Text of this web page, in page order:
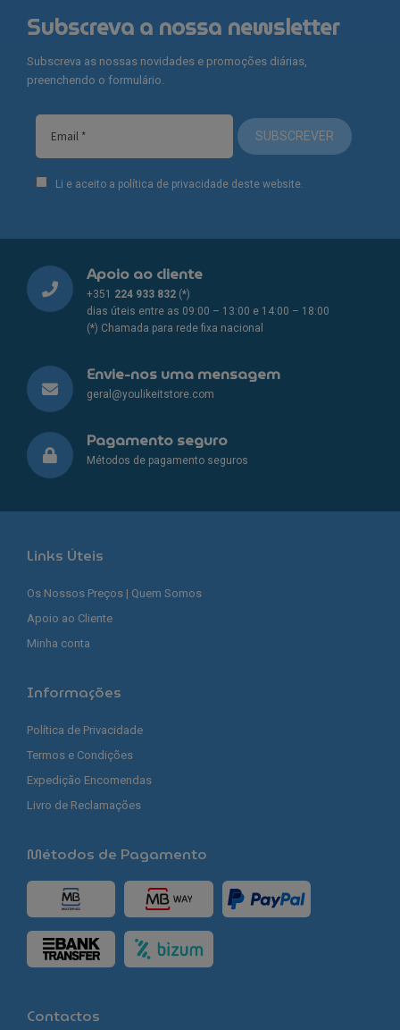
Subscreva a nossa newsletter
Subscreva as nossas novidades e promoções diárias,
preenchendo o formulário.
SUBSCREVER
Li e aceito a política de privacidade deste website.
Apoio ao cliente
+351 224 933 832 (*)
dias úteis entre as 09:00 – 13:00 e 14:00 – 18:00
(*) Chamada para rede fixa nacional
Envie-nos uma mensagem
geral@youlikeitstore.com
Pagamento seguro
Métodos de pagamento seguros
Links Úteis
Os Nossos Preços | Quem Somos
Apoio ao Cliente
Minha conta
Informações
Política de Privacidade
Termos e Condições
Expedição Encomendas
Livro de Reclamações
Métodos de Pagamento
Contactos